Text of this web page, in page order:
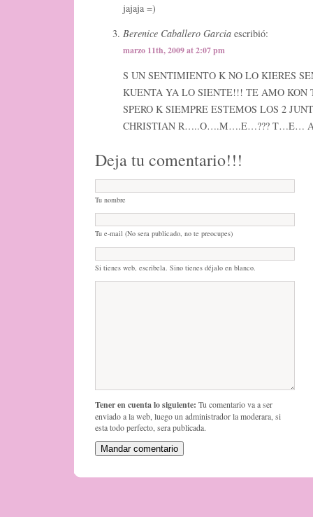
jajaja =)
Berenice Caballero Garcia escribió:
marzo 11th, 2009 at 2:07 pm
S UN SENTIMIENTO K NO LO KIERES
KUENTA YA LO SIENTE!!! TE AMO KON
SPERO K SIEMPRE ESTEMOS LOS 2
CHRISTIAN R…..O….M….E…???
Deja tu comentario!!!
Tu nombre
Tu e-mail (No sera publicado, no te preocupes)
Si tienes web, escribela. Sino tienes déjalo en blanco.
Tener en cuenta lo siguiente: Tu comentario va a ser
enviado a la web, luego un administrador la moderara, si
esta todo perfecto, sera publicada.